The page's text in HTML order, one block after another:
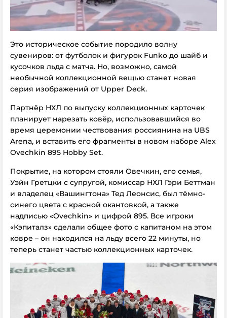
Это историческое событие породило волну
сувениров: от футболок и фигурок Funko до шайб и
кусочков льда с матча. Но, возможно, самой
необычной коллекционной вещью станет новая
серия изображений от Upper Deck.
Партнёр НХЛ по выпуску коллекционных карточек
планирует нарезать ковёр, использовавшийся во
время церемонии чествования россиянина на UBS
Arena, и вставить его фрагменты в новом наборе Alex
Ovechkin 895 Hobby Set.
Покрытие, на котором стояли Овечкин, его семья,
Уэйн Гретцки с супругой, комиссар НХЛ Гэри Беттман
и владелец «Вашингтона» Тед Леонсис, был тёмно-
синего цвета с красной окантовкой, а также
надписью «Ovechkin» и цифрой 895. Все игроки
«Кэпиталз» сделали общее фото с капитаном на этом
ковре – он находился на льду всего 22 минуты, но
теперь станет частью коллекционных карточек.